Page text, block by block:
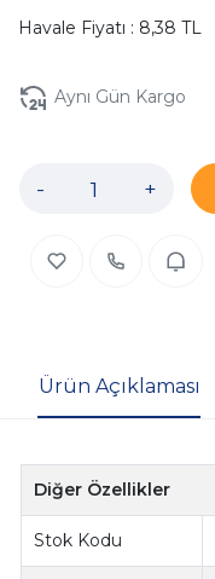
Havale Fiyatı : 8,38 TL
Aynı Gün Kargo
- +
Ürün Açıklaması
Diğer Özellikler
Stok Kodu